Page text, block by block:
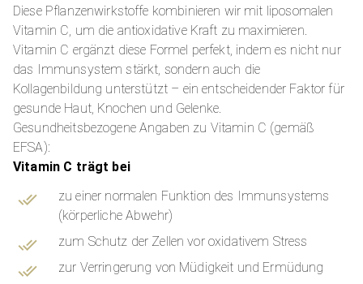
Diese Pflanzenwirkstoffe kombinieren wir mit liposomalen
Vitamin C, um die antioxidative Kraft zu maximieren.
Vitamin C ergänzt diese Formel perfekt, indem es nicht nur
das Immunsystem stärkt, sondern auch die
Kollagenbildung unterstützt – ein entscheidender Faktor für
gesunde Haut, Knochen und Gelenke.
Gesundheitsbezogene Angaben zu Vitamin C (gemäß
EFSA):
Vitamin C trägt bei
zu einer normalen Funktion des Immunsystems
(körperliche Abwehr)
zum Schutz der Zellen vor oxidativem Stress
zur Verringerung von Müdigkeit und Ermüdung